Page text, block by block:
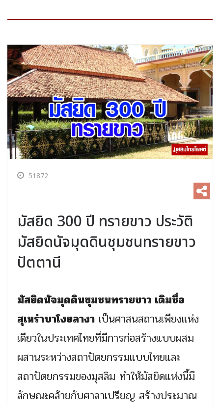
51872
มัสยิด 300 ปี ทรายขาว ประวัติ
มัสยิดนัจมุดดินชุมชนทรายขาว
ปัตตานี
มัสยิดนัจมุดดินชุมชนทรายขาว เดิมชื่อ
สุเหร่าบาโงยลางา เป็นศาสนสถานเพียงแห่ง
เดียวในประเทศไทยที่มีการก่อสร้างแบบผสม
ผสานระหว่างสถาปัตยกรรมแบบไทยและ
สถาปัตยกรรมของมุสลิม ทำให้มัสยิดแห่งนี้มี
ลักษณะคล้ายกับศาลาเปรียญ สร้างประมาณ